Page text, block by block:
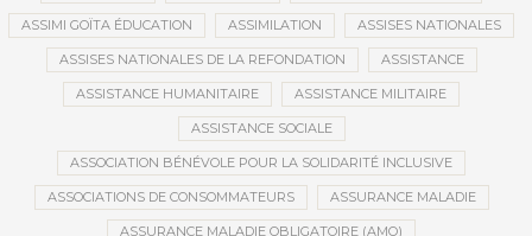
ASSIMI GOÏTA ÉDUCATION ASSIMILATION ASSISES NATIONALES
ASSISES NATIONALES DE LA REFONDATION ASSISTANCE
ASSISTANCE HUMANITAIRE ASSISTANCE MILITAIRE
ASSISTANCE SOCIALE
ASSOCIATION BÉNÉVOLE POUR LA SOLIDARITÉ INCLUSIVE
ASSOCIATIONS DE CONSOMMATEURS ASSURANCE MALADIE
ASSURANCE MALADIE OBLIGATOIRE (AMO)